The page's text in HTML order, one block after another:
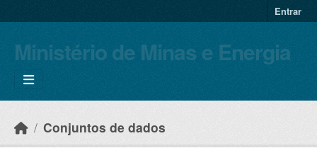
Entrar
Ministério de Minas e Energia
Conjuntos de dados